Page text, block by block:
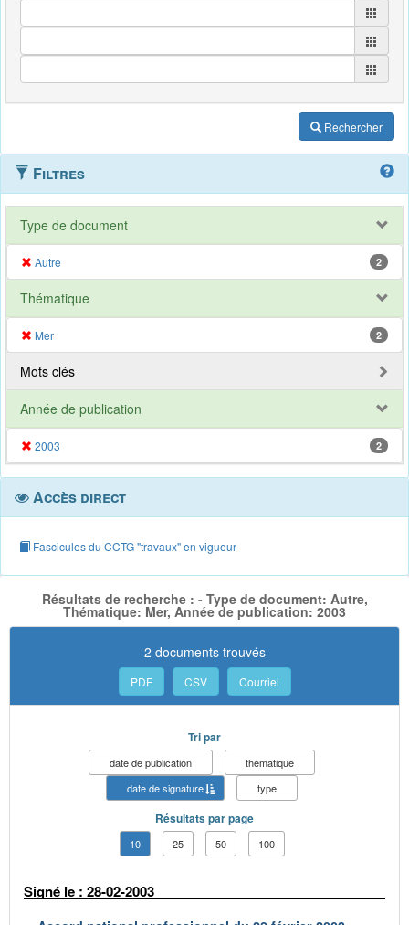
Rechercher
Filtres
Type de document
Autre 2
Thématique
Mer 2
Mots clés
Année de publication
2003 2
Accès direct
Fascicules du CCTG "travaux" en vigueur
Résultats de recherche : - Type de document: Autre,
Thématique: Mer, Année de publication: 2003
2 documents trouvés
PDF CSV Courriel
Tri par
date de publication
thématique
date de signature
type
Résultats par page
10 25 50 100
Signé le : 28-02-2003